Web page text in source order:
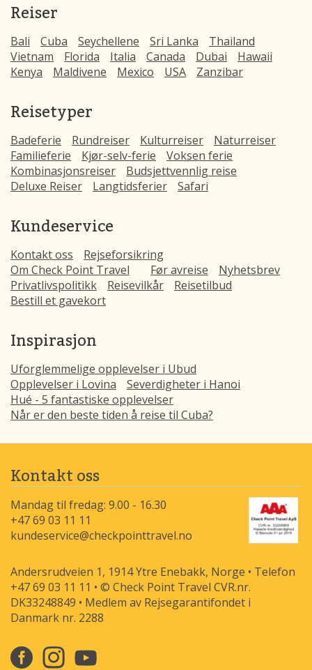
Reiser
Bali Cuba Seychellene Sri Lanka
Thailand
Vietnam
Florida Italia Canada Dubai
Hawaii
Kenya
Maldivene Mexico USA Zanzibar
Reisetyper
Badeferie Rundreiser Kulturreiser
Naturreiser
Familieferie
Kjør-selv-ferie
Voksen ferie
Kombinasjonsreiser
Budsjettvennlig reise
Deluxe Reiser
Langtidsferier Safari
Kundeservice
Kontakt oss
Rejseforsikring
Om Check Point Travel
Før avreise
Nyhetsbrev
Privatlivspolitikk
Reisevilkår
Reisetilbud
Bestill et gavekort
Inspirasjon
Uforglemmelige opplevelser i Ubud
Opplevelser i Lovina
Severdigheter i Hanoi
Hué - 5 fantastiske opplevelser
Når er den beste tiden å reise til Cuba?
Kontakt oss
Mandag til fredag: 9.00 - 16.30
+47 69 03 11 11
kundeservice@checkpointtravel.no
Andersrudveien 1, 1914 Ytre Enebakk, Norge • Telefon
+47 69 03 11 11 • © Check Point Travel CVR.nr.
DK33248849 • Medlem av Rejsegarantifondet i
Danmark nr. 2288